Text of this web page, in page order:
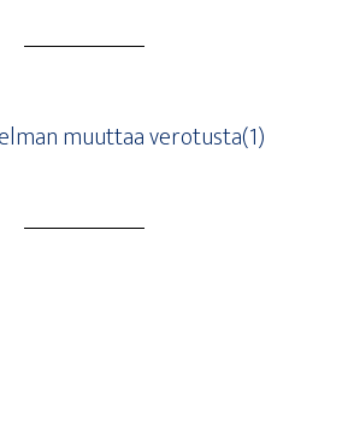
muut­taa verotusta(1)